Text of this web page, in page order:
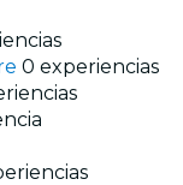
0 experiencias